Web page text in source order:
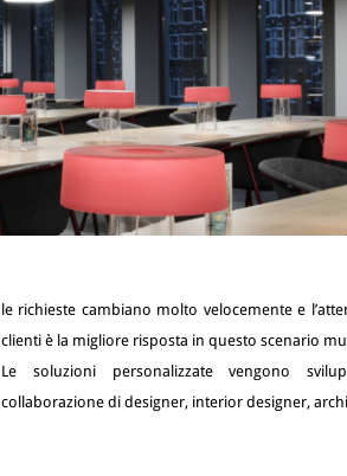
clienti è la migliore risposta in questo scenario
Le soluzioni personalizzate vengono
collaborazione di designer, interior designer,